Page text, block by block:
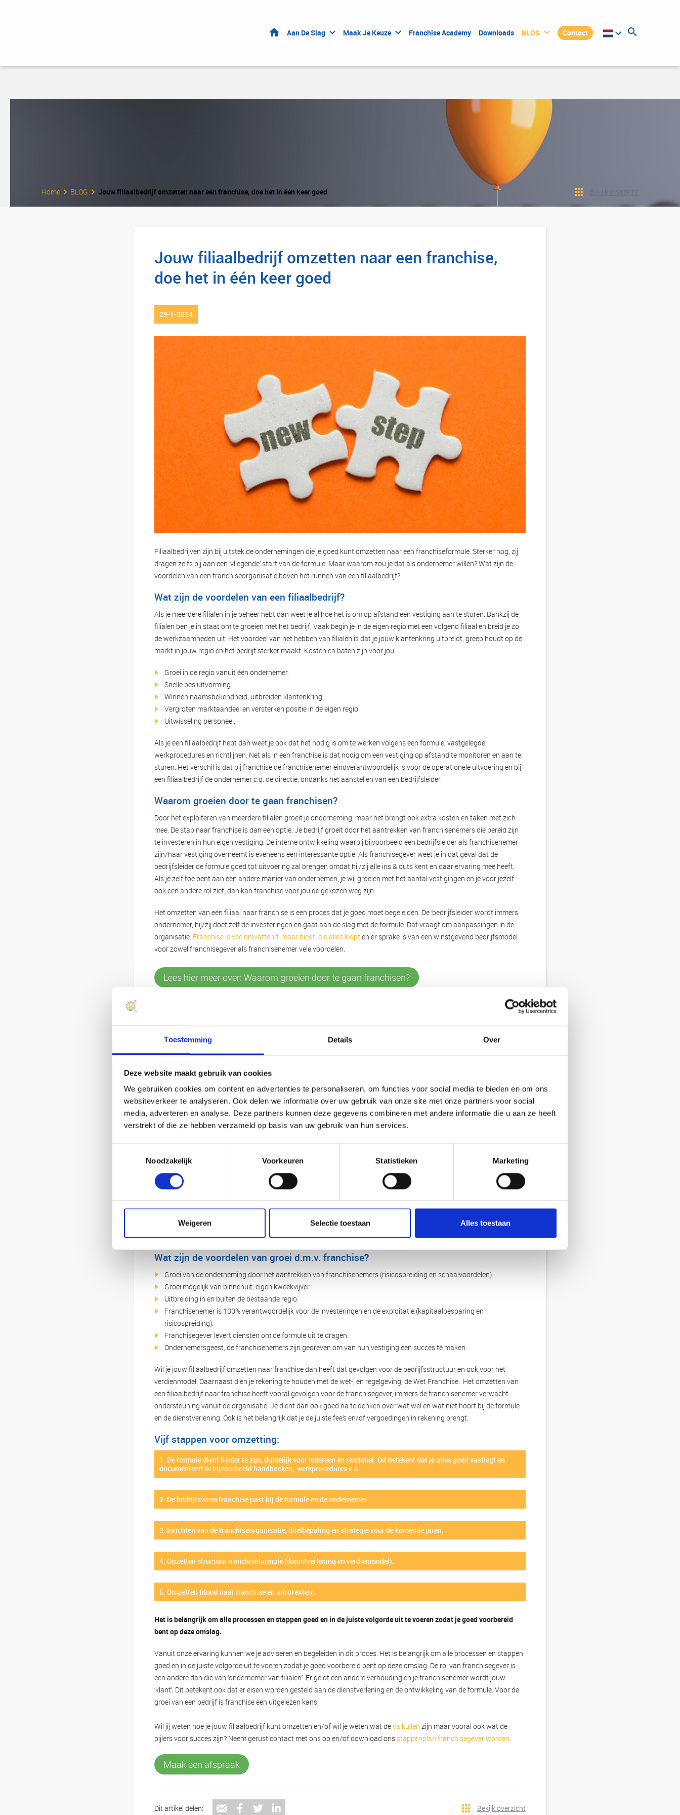
Toestemming Details Over
Deze website maakt gebruik van cookies
We gebruiken cookies om content en advertenties te personaliseren, om functies voor social media te bieden en om ons
websiteverkeer te analyseren. Ook delen we informatie over uw gebruik van onze site met onze partners voor social
media, adverteren en analyse. Deze partners kunnen deze gegevens combineren met andere informatie die u aan ze heeft
verstrekt of die ze hebben verzameld op basis van uw gebruik van hun services.
Noodzakelijk
Voorkeuren Statistieken Marketing
Weigeren Selectie toestaan Alles toestaan
HomeAan De Slag Maak Je Keuze Franchise Academy Downloads BLOG Contact
Home BLOG Jouw filiaalbedrijf omzetten naar een franchise, doe het in één keer goed Bekijk overzicht
Jouw filiaalbedrijf omzetten naar een franchise,
doe het in één keer goed
29-1-2024
Filiaalbedrijven zijn bij uitstek de ondernemingen die je goed kunt omzetten naar een franchiseformule. Sterker nog, zij
dragen zelfs bij aan een ‘vliegende’ start van de formule. Maar waarom zou je dat als ondernemer willen? Wat zijn de
voordelen van een franchiseorganisatie boven het runnen van een filiaalbedrijf?
Wat zijn de voordelen van een filiaalbedrijf?
Als je meerdere filialen in je beheer hebt dan weet je al hoe het is om op afstand een vestiging aan te sturen. Dankzij de
filialen ben je in staat om te groeien met het bedrijf. Vaak begin je in de eigen regio met een volgend filiaal en breid je zo
de werkzaamheden uit. Het voordeel van het hebben van filialen is dat je jouw klantenkring uitbreidt, greep houdt op de
markt in jouw regio en het bedrijf sterker maakt. Kosten en baten zijn voor jou.
Groei in de regio vanuit één ondernemer.
Snelle besluitvorming.
Winnen naamsbekendheid, uitbreiden klantenkring.
Vergroten marktaandeel en versterken positie in de eigen regio.
Uitwisseling personeel.
Als je een filiaalbedrijf hebt dan weet je ook dat het nodig is om te werken volgens een formule, vastgelegde
werkprocedures en richtlijnen. Net als in een franchise is dat nodig om een vestiging op afstand te monitoren en aan te
sturen. Het verschil is dat bij franchise de franchisenemer eindverantwoordelijk is voor de operationele uitvoering en bij
een filiaalbedrijf de ondernemer c.q. de directie, ondanks het aanstellen van een bedrijfsleider.
Waarom groeien door te gaan franchisen?
Door het exploiteren van meerdere filialen groeit je onderneming, maar het brengt ook extra kosten en taken met zich
mee. De stap naar franchise is dan een optie. Je bedrijf groeit door het aantrekken van franchisenemers die bereid zijn
te investeren in hun eigen vestiging. De interne ontwikkeling waarbij bijvoorbeeld een bedrijfsleider als franchisenemer
zijn/haar vestiging overneemt is eveneens een interessante optie. Als franchisegever weet je in dat geval dat de
bedrijfsleider de formule goed tot uitvoering zal brengen omdat hij/zij alle ins & outs kent en daar ervaring mee heeft.
Als je zelf toe bent aan een andere manier van ondernemen, je wil groeien met het aantal vestigingen en je voor jezelf
ook een andere rol ziet, dan kan franchise voor jou de gekozen weg zijn.
Het omzetten van een filiaal naar franchise is een proces dat je goed moet begeleiden. De ‘bedrijfsleider’ wordt immers
ondernemer, hij/zij doet zelf de investeringen en gaat aan de slag met de formule. Dat vraagt om aanpassingen in de
organisatie. Franchise is veelomvattend, maar biedt, als alles klopt en er sprake is van een winstgevend bedrijfsmodel
voor zowel franchisegever als franchisenemer vele voordelen.
Lees hier meer over: Waarom groeien door te gaan franchisen?
Wat zijn de voordelen van groei d.m.v. franchise?
Groei van de onderneming door het aantrekken van franchisenemers (risicospreiding en schaalvoordelen).
Groei mogelijk van binnenuit, eigen kweekvijver.
Uitbreiding in en buiten de bestaande regio.
Franchisenemer is 100% verantwoordelijk voor de investeringen en de exploitatie (kapitaalbesparing en
risicospreiding).
Franchisegever levert diensten om de formule uit te dragen.
Ondernemersgeest, de franchisenemers zijn gedreven om van hun vestiging een succes te maken.
Wil je jouw filiaalbedrijf omzetten naar franchise dan heeft dat gevolgen voor de bedrijfsstructuur en ook voor het
verdienmodel. Daarnaast dien je rekening te houden met de wet-, en regelgeving, de Wet Franchise. Het omzetten van
een filiaalbedrijf naar franchise heeft vooral gevolgen voor de franchisegever, immers de franchisenemer verwacht
ondersteuning vanuit de organisatie. Je dient dan ook goed na te denken over wat wel en wat niet hoort bij de formule
en de dienstverlening. Ook is het belangrijk dat je de juiste fee’s en/of vergoedingen in rekening brengt.
Vijf stappen voor omzetting:
1. De formule dient helder te zijn, duidelijk voor iedereen en rendabel. Dit betekent dat je alles goed vastlegt en
documenteert in bijvoorbeeld handboeken, werkprocedures e.a.
2. De bedrijfsvorm franchise past bij de formule en de ondernemer.
3. Inrichten van de franchiseorganisatie, doelbepaling en strategie voor de komende jaren.
4. Opzetten structuur franchiseformule (dienstverlening en verdienmodel).
5. Omzetten filiaal naar franchise en uitrol extern.
Het is belangrijk om alle processen en stappen goed en in de juiste volgorde uit te voeren zodat je goed voorbereid
bent op deze omslag.
Vanuit onze ervaring kunnen we je adviseren en begeleiden in dit proces. Het is belangrijk om alle processen en stappen
goed en in de juiste volgorde uit te voeren zodat je goed voorbereid bent op deze omslag. De rol van franchisegever is
een andere dan die van ‘ondernemer van filialen’. Er geldt een andere verhouding en je franchisenemer wordt jouw
‘klant’. Dit betekent ook dat er eisen worden gesteld aan de dienstverlening en de ontwikkeling van de formule. Voor de
groei van een bedrijf is franchise een uitgelezen kans.
Wil jij weten hoe je jouw filiaalbedrijf kunt omzetten en/of wil je weten wat devalkuilen zijn maar vooral ook wat de
pijlers voor succes zijn? Neem gerust contact met ons op en/of download ons stappenplan franchisegever worden.
Maak een afspraak
Dit artikel delen: Bekijk overzicht